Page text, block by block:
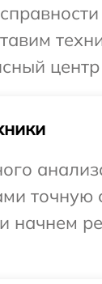
точную
начнем